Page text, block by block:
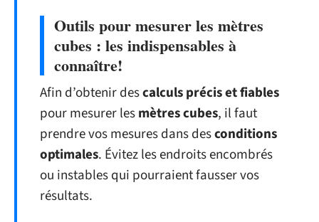
Outils pour mesurer les mètres
cubes : les indispensables à
connaître!
Afin d’obtenir descalculs précis et fiables
pour mesurer lesmètres cubes, il faut
prendre vos mesures dans desconditions
optimales. Évitez les endroits encombrés
ou instables qui pourraient fausser vos
résultats.